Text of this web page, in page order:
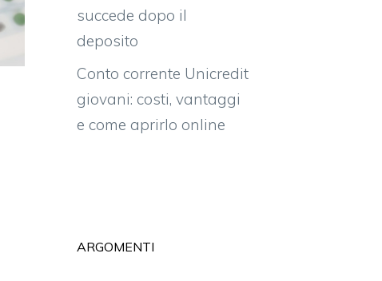
succede dopo il
deposito
Conto corrente Unicredit
giovani: costi, vantaggi
e come aprirlo online
ARGOMENTI